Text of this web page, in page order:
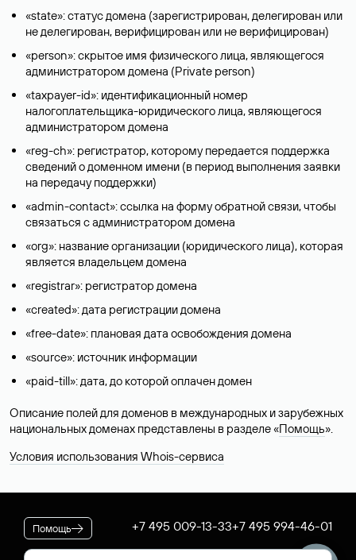
«state»: статус домена (зарегистрирован, делегирован или
не делегирован, верифицирован или не верифицирован)
«person»: скрытое имя физического лица, являющегося
администратором домена (Privatе person)
«taxpayer-id»: идентификационный номер
налогоплательщика-юридического лица, являющегося
администратором домена
«reg-ch»: регистратор, которому передается поддержка
сведений о доменном имени (в период выполнения заявки
на передачу поддержки)
«admin-contact»: ссылка на форму обратной связи, чтобы
связаться с администратором домена
«org»: название организации (юридического лица), которая
является владельцем домена
«registrar»: регистратор домена
«created»: дата регистрации домена
«free-date»: плановая дата освобождения домена
«source»: источник информации
«paid-till»: дата, до которой оплачен домен
Описание полей для доменов в международных и зарубежных
национальных доменах представлены в разделе «Помощь».
Условия использования Whois-сервиса
Помощь +7 495 009-13-33+7 495 994-46-01